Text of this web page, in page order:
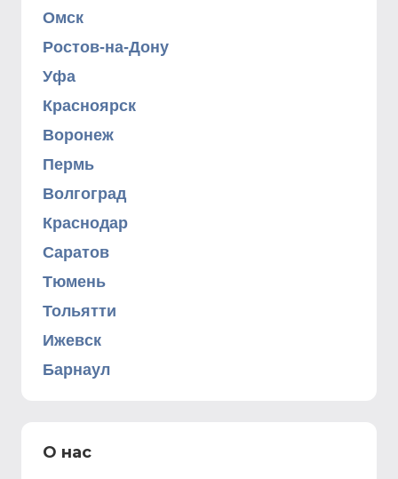
Омск
Ростов-на-Дону
Уфа
Красноярск
Воронеж
Пермь
Волгоград
Краснодар
Саратов
Тюмень
Тольятти
Ижевск
Барнаул
О нас